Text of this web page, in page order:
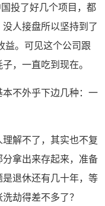
投了好几个项目，都
人接盘所以坚持到了
益。可见这个公司跟
，一直吃到现在。
不外乎下边几种：一
解不了，其实也不复
拿出来存起来，准备
退休还有几十年，等
劫得差不多了？